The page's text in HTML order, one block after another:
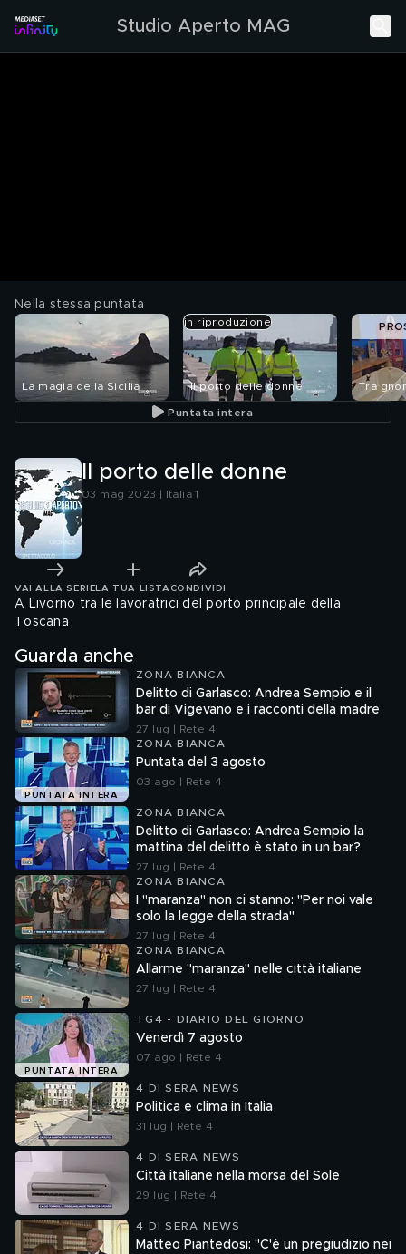
Studio Aperto MAG
Nella stessa puntata
La magia della Sicilia
in riproduzione
Il porto delle donne Tra
Puntata intera
Il porto delle donne
03 mag 2023 | Italia 1
VAI ALLA SERIE LA TUA LISTA CONDIVIDI
A Livorno tra le lavoratrici del porto principale della
Toscana
Guarda anche
ZONA BIANCA
Delitto di Garlasco: Andrea Sempio e il
bar di Vigevano e i racconti della madre
27 lug | Rete 4
PUNTATA INTERA
ZONA BIANCA
Puntata del 3 agosto
03 ago | Rete 4
ZONA BIANCA
Delitto di Garlasco: Andrea Sempio la
mattina del delitto è stato in un bar?
27 lug | Rete 4
ZONA BIANCA
I "maranza" non ci stanno: "Per noi vale
solo la legge della strada"
27 lug | Rete 4
ZONA BIANCA
Allarme "maranza" nelle città italiane
27 lug | Rete 4
PUNTATA INTERA
TG4 - DIARIO DEL GIORNO
Venerdì 7 agosto
07 ago | Rete 4
4 DI SERA NEWS
Politica e clima in Italia
31 lug | Rete 4
4 DI SERA NEWS
Città italiane nella morsa del Sole
29 lug | Rete 4
4 DI SERA NEWS
Matteo Piantedosi: "C'è un pregiudizio nei